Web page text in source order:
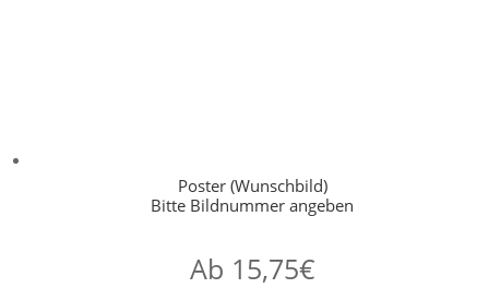
Poster (Wunschbild)
Bitte Bildnummer angeben
Ab 15,75€